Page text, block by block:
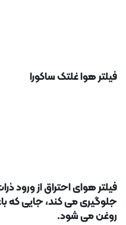
فیلتر هوا غلتک ساکورا
فیلتر هوای احتراق از ورود
جلوگیری می کند، جایی که
روغن می شود.